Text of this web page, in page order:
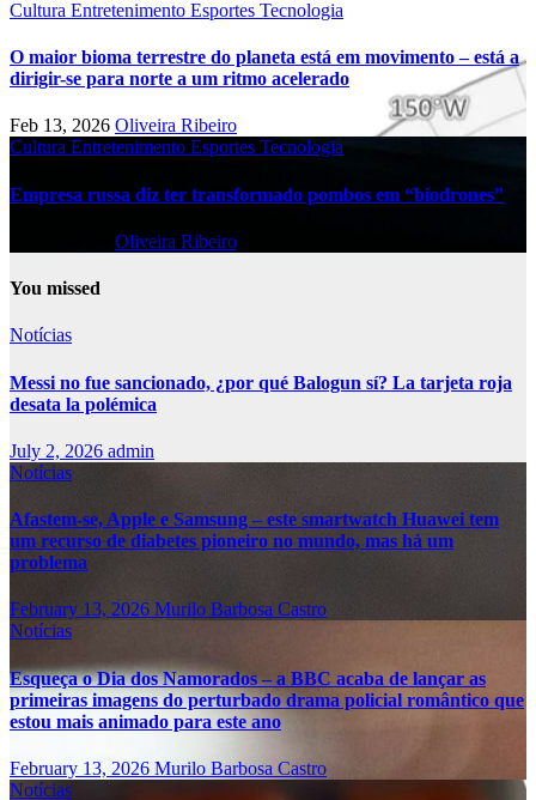
Cultura Entretenimento Esportes Tecnologia
O maior bioma terrestre do planeta está em movimento – está a
dirigir-se para norte a um ritmo acelerado
Feb 13, 2026 Oliveira Ribeiro
Cultura Entretenimento Esportes Tecnologia
Empresa russa diz ter transformado pombos em “biodrones”
Oliveira Ribeiro
You missed
Notícias
Messi no fue sancionado, ¿por qué Balogun sí? La tarjeta roja
desata la polémica
July 2, 2026 admin
Notícias
Afastem-se, Apple e Samsung – este smartwatch Huawei tem
um recurso de diabetes pioneiro no mundo, mas há um
problema
February 13, 2026 Murilo Barbosa Castro
Notícias
Esqueça o Dia dos Namorados – a BBC acaba de lançar as
primeiras imagens do perturbado drama policial romântico que
estou mais animado para este ano
February 13, 2026 Murilo Barbosa Castro
Notícias